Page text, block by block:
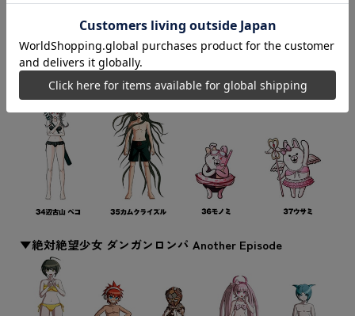
▼絶対絶望少女 ダンガンロンパ Another Episode